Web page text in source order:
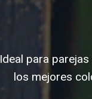
Ideal para
los mejores